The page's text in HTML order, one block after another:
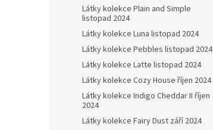
Látky kolekce Plain and Simple
listopad 2024
Látky kolekce Luna listopad 2024
Látky kolekce Pebbles listopad 2024
Látky kolekce Latte listopad 2024
Látky kolekce Cozy House říjen 2024
Látky kolekce Indigo Cheddar II říjen
2024
Látky kolekce Fairy Dust září 2024